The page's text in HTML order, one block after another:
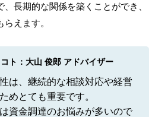
長期的な関係を築くことができ、
えます。
ト：大山 俊郎 アドバイザー
は、継続的な相談対応や経営
めとても重要です。
資金調達のお悩みが多いので